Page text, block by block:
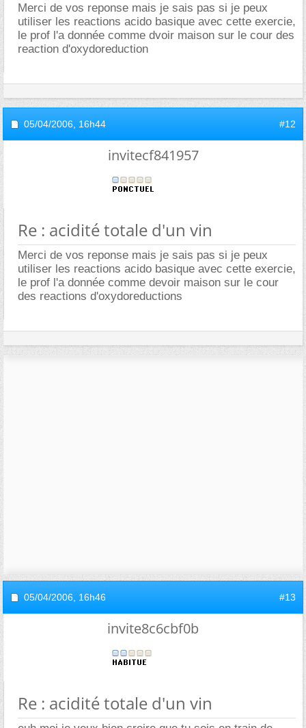
Merci de vos reponse mais je sais pas si je peux
utiliser les reactions acido basique avec cette exercie,
le prof l'a donnée comme dvoir maison sur le cour des
reaction d'oxydoreduction
05/04/2006, 16h44 #12
invitecf841957
Re : acidité totale d'un vin
Merci de vos reponse mais je sais pas si je peux
utiliser les reactions acido basique avec cette exercie,
le prof l'a donnée comme devoir maison sur le cour
des reactions d'oxydoreductions
05/04/2006, 16h46 #13
invite8c6cbf0b
Re : acidité totale d'un vin